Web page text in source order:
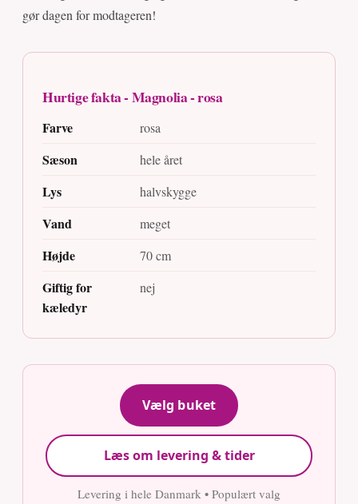
gør dagen for modtageren!
Hurtige fakta - Magnolia - rosa
Farve rosa
Sæson hele året
Lys halvskygge
Vand meget
Højde 70 cm
Giftig for
kæledyr
nej
Vælg buket
Læs om levering & tider
Levering i hele Danmark • Populært valg